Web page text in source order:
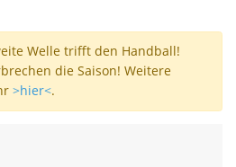
Welle trifft den Handball!
die Saison! Weitere
>hier<.